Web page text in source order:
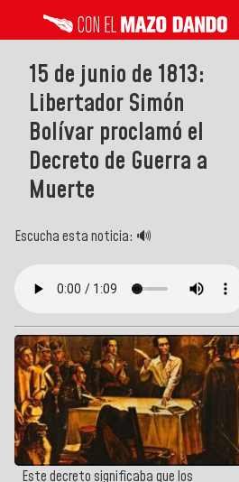
15 de junio de 1813:
Libertador Simón
Bolívar proclamó el
Decreto de Guerra a
Muerte
Escucha esta noticia: 🔊
Este decreto significaba que los